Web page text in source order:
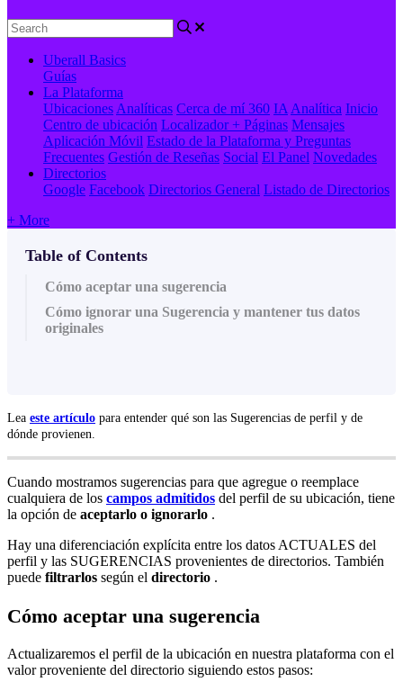
Uberall Basics
Guías
La Plataforma
Ubicaciones Analíticas Cerca de mí 360 IA Analítica Inicio
Centro de ubicación Localizador + Páginas Mensajes
Aplicación Móvil Estado de la Plataforma y Preguntas
Frecuentes Gestión de Reseñas Social El Panel Novedades
Directorios
Google Facebook Directorios General Listado de Directorios
+ More
Table of Contents
Cómo aceptar una sugerencia
Cómo ignorar una Sugerencia y mantener tus datos
originales
Lea este artículo para entender qué son las Sugerencias de perfil y de
dónde provienen.
Cuando mostramos sugerencias para que agregue o reemplace
cualquiera de los campos admitidos del perfil de su ubicación, tiene
la opción de aceptarlo o ignorarlo .
Hay una diferenciación explícita entre los datos ACTUALES del
perfil y las SUGERENCIAS provenientes de directorios. También
puede filtrarlos según el directorio .
Cómo aceptar una sugerencia
Actualizaremos el perfil de la ubicación en nuestra plataforma con el
valor proveniente del directorio siguiendo estos pasos: